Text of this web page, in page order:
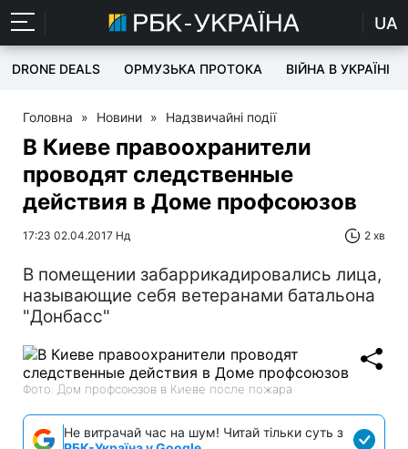
UA
DRONE DEALS ОРМУЗЬКА ПРОТОКА ВІЙНА В УКРАЇНІ
Головна » Новини » Надзвичайні події
В Киеве правоохранители
проводят следственные
действия в Доме профсоюзов
17:23 02.04.2017 Нд 2 хв
В помещении забаррикадировались лица,
называющие себя ветеранами батальона
"Донбасс"
Фото: Дом профсоюзов в Киеве после пожара
Не витрачай час на шум! Читай тільки суть з